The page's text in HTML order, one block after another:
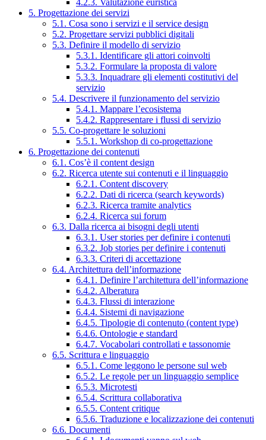
4.2.3. Valutazione euristica
5. Progettazione dei servizi
5.1. Cosa sono i servizi e il service design
5.2. Progettare servizi pubblici digitali
5.3. Definire il modello di servizio
5.3.1. Identificare gli attori coinvolti
5.3.2. Formulare la proposta di valore
5.3.3. Inquadrare gli elementi costitutivi del
servizio
5.4. Descrivere il funzionamento del servizio
5.4.1. Mappare l’ecosistema
5.4.2. Rappresentare i flussi di servizio
5.5. Co-progettare le soluzioni
5.5.1. Workshop di co-progettazione
6. Progettazione dei contenuti
6.1. Cos’è il content design
6.2. Ricerca utente sui contenuti e il linguaggio
6.2.1. Content discovery
6.2.2. Dati di ricerca (search keywords)
6.2.3. Ricerca tramite analytics
6.2.4. Ricerca sui forum
6.3. Dalla ricerca ai bisogni degli utenti
6.3.1. User stories per definire i contenuti
6.3.2. Job stories per definire i contenuti
6.3.3. Criteri di accettazione
6.4. Architettura dell’informazione
6.4.1. Definire l’architettura dell’informazione
6.4.2. Alberatura
6.4.3. Flussi di interazione
6.4.4. Sistemi di navigazione
6.4.5. Tipologie di contenuto (content type)
6.4.6. Ontologie e standard
6.4.7. Vocabolari controllati e tassonomie
6.5. Scrittura e linguaggio
6.5.1. Come leggono le persone sul web
6.5.2. Le regole per un linguaggio semplice
6.5.3. Microtesti
6.5.4. Scrittura collaborativa
6.5.5. Content critique
6.5.6. Traduzione e localizzazione dei contenuti
6.6. Documenti